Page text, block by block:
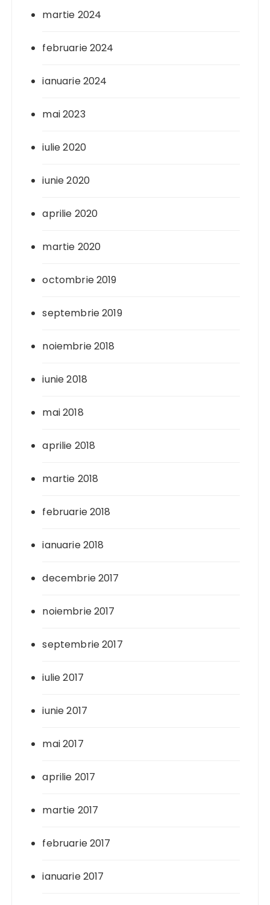
martie 2024
februarie 2024
ianuarie 2024
mai 2023
iulie 2020
iunie 2020
aprilie 2020
martie 2020
octombrie 2019
septembrie 2019
noiembrie 2018
iunie 2018
mai 2018
aprilie 2018
martie 2018
februarie 2018
ianuarie 2018
decembrie 2017
noiembrie 2017
septembrie 2017
iulie 2017
iunie 2017
mai 2017
aprilie 2017
martie 2017
februarie 2017
ianuarie 2017